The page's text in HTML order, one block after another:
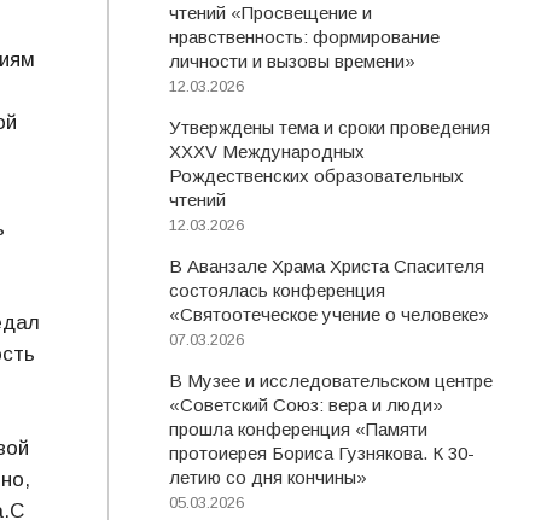
чтений «Просвещение и
нравственность: формирование
личности и вызовы времени»
12.03.2026
Утверждены тема и сроки проведения
XXXV Международных
Рождественских образовательных
чтений
12.03.2026
В Аванзале Храма Христа Спасителя
состоялась конференция
«Святоотеческое учение о человеке»
07.03.2026
В Музее и исследовательском центре
«Советский Союз: вера и люди»
прошла конференция «Памяти
протоиерея Бориса Гузнякова. К 30-
летию со дня кончины»
05.03.2026